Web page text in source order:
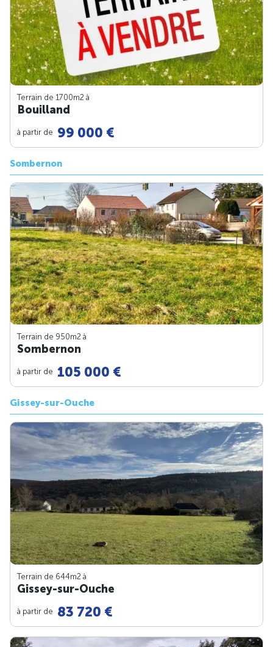
Terrain de 1700m2 à
Bouilland
à partir de 99 000 €
Sombernon
Terrain de 950m2 à
Sombernon
à partir de 105 000 €
Gissey-sur-Ouche
Terrain de 644m2 à
Gissey-sur-Ouche
à partir de 83 720 €